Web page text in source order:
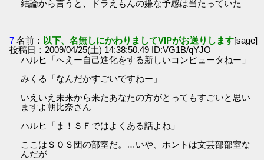
結論から言うと、ドラえもんの嫌な予感は当たっていた
7 名前： 以下、名無しにかわりましてVIPがお送りします[sage]
投稿日：2009/04/25(土) 14:38:50.49 ID:VG1B/qYJO
ハルヒ「へえー自己進化をする新しいコンピュータねー」
みくる「なんだかすごいですねー」
いえいえ未来から来たあなたの方がとってもすごいと思い
ますよ朝比奈さん
ハルヒ「ま！ＳＦではよくある話よね」
ここはＳＯＳ団の部室だ。…いや、ホントは文芸部部室な
んだが